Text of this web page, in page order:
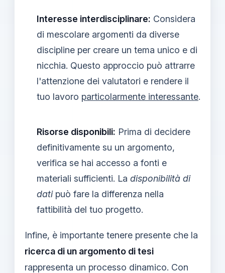
Interesse interdisciplinare: Considera
di mescolare argomenti da diverse
discipline per creare un tema unico e di
nicchia. Questo approccio può attrarre
l'attenzione dei valutatori e rendere il
tuo lavoro particolarmente interessante.
Risorse disponibili: Prima di decidere
definitivamente su un argomento,
verifica se hai accesso a fonti e
materiali sufficienti. La disponibilità di
datipuò fare la differenza nella
fattibilità del tuo progetto.
Infine, è importante tenere presente che la
ricerca di un argomento di tesi
rappresenta un processo dinamico. Con